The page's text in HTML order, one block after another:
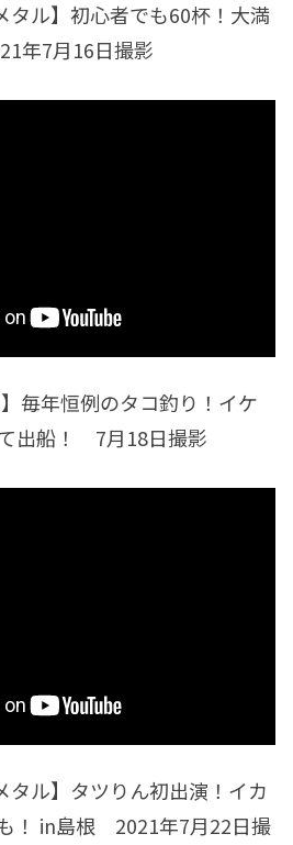
タル】初心者でも60杯！大満
年7月16日撮影
毎年恒例のタコ釣り！イケ
出船！ 7月18日撮影
タル】タツりん初出演！イカ
！ in島根 2021年7月22日撮